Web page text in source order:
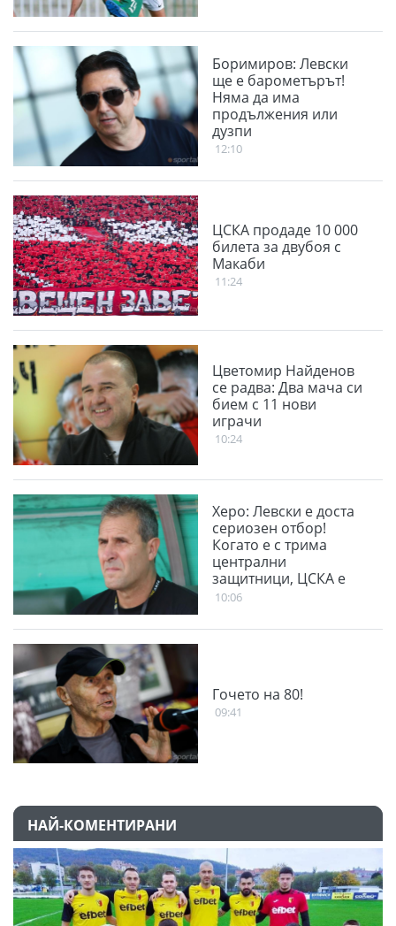
Боримиров: Левски
ще е барометърът!
Няма да има
продължения или
дузпи
12:10
ЦСКА продаде 10 000
билета за двубоя с
Макаби
11:24
Цветомир Найденов
се радва: Два мача си
бием с 11 нови
играчи
10:24
Херо: Левски е доста
сериозен отбор!
Когато е с трима
централни
защитници, ЦСКА е
много стабилен
10:06
Гочето на 80!
09:41
НАЙ-КОМЕНТИРАНИ